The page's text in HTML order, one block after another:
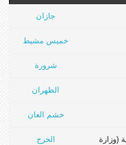
جازان
خميس مشيط
شرورة
الظهران
خشم العان
(وزارة
الخرج